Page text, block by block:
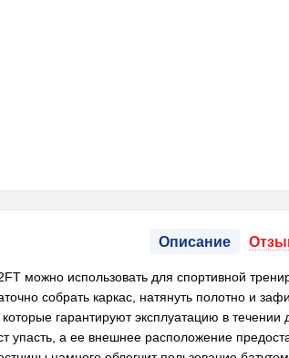
Описание
можно использовать для спортивной
собрать каркас, натянуть полотно и
гарантируют эксплуатацию в
упасть, а ее внешнее расположение